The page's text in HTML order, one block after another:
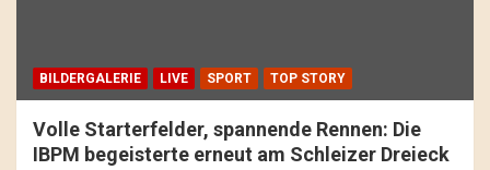
BILDERGALERIE LIVE SPORT TOP STORY
Volle Starterfelder, spannende Rennen: Die
IBPM begeisterte erneut am Schleizer Dreieck